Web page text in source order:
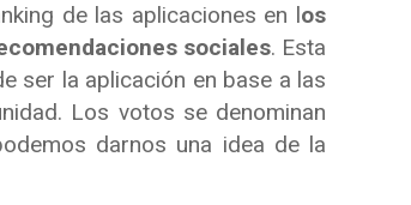
de las aplicaciones en los
sociales. Esta
ser la aplicación en base a las
Los votos se denominan
darnos una idea de la